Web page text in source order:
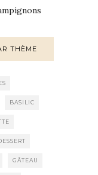
THÈME
BASILIC
GÂTEAU